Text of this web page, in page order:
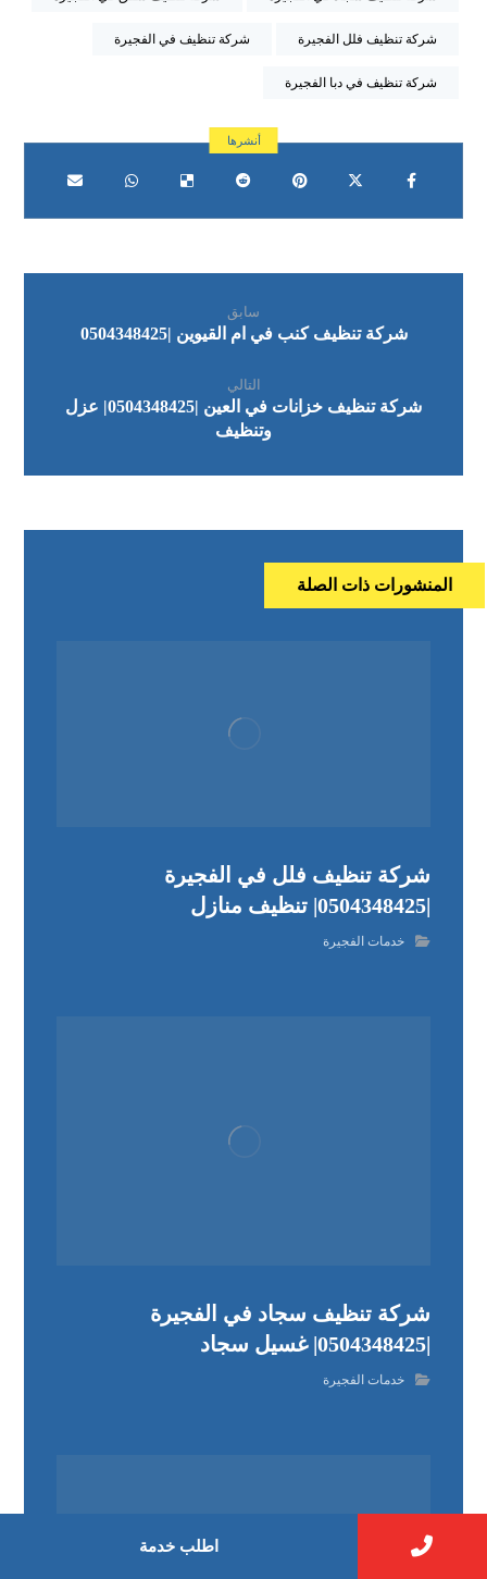
شركة تنظيف فلل الفجيرة شركة تنظيف في الفجيرة
شركة تنظيف في دبا الفجيرة
سابق
شركة تنظيف كنب في ام القيوين |0504348425
التالي
شركة تنظيف خزانات في العين |0504348425| عزل
وتنظيف
المنشورات ذات الصلة
شركة تنظيف فلل في الفجيرة
|0504348425| تنظيف منازل
خدمات الفجيرة
شركة تنظيف سجاد في الفجيرة
|0504348425| غسيل سجاد
خدمات الفجيرة
اطلب خدمة